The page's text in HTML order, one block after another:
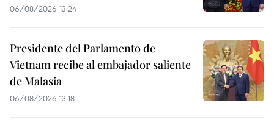
06/08/2026 13:24
Presidente del Parlamento de
Vietnam recibe al embajador saliente
de Malasia
06/08/2026 13:18